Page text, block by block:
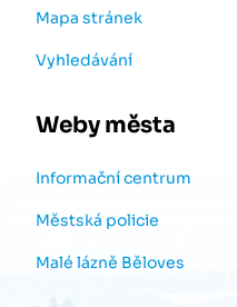
Mapa stránek
Vyhledávání
Weby města
Informační centrum
Městská policie
Malé lázně Běloves